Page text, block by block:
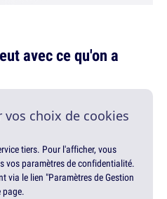
avec ce qu'on a
choix de cookies
tiers. Pour l'afficher, vous
vos paramètres de confidentialité.
via le lien "Paramètres de Gestion
page.